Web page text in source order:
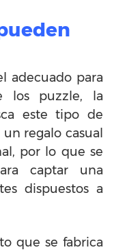
adecuado para
los puzzle, la
este tipo de
regalo casual
por lo que se
captar una
dispuestos a
que se fabrica